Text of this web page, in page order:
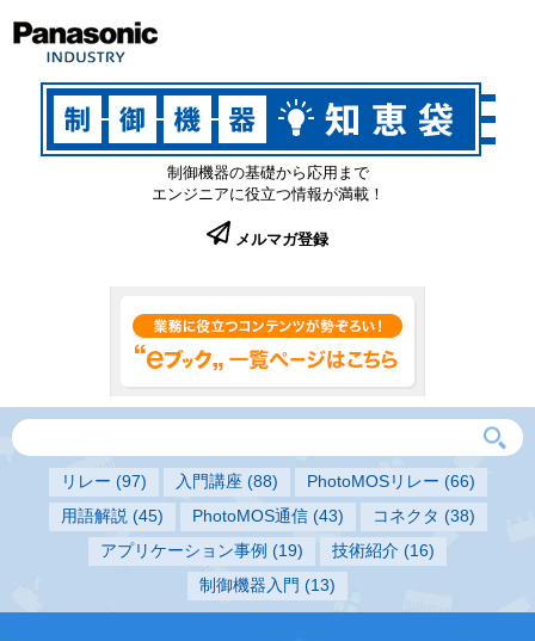
制御機器の基礎から応用まで
エンジニアに役立つ情報が満載！
メルマガ登録
リレー (97) 入門講座 (88) PhotoMOSリレー (66)
用語解説 (45) PhotoMOS通信 (43) コネクタ (38)
アプリケーション事例 (19) 技術紹介 (16)
制御機器入門 (13)